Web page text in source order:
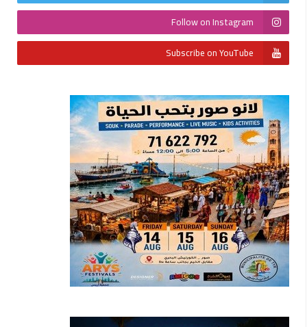
Follow on Instagram
Subscribe on YouTube